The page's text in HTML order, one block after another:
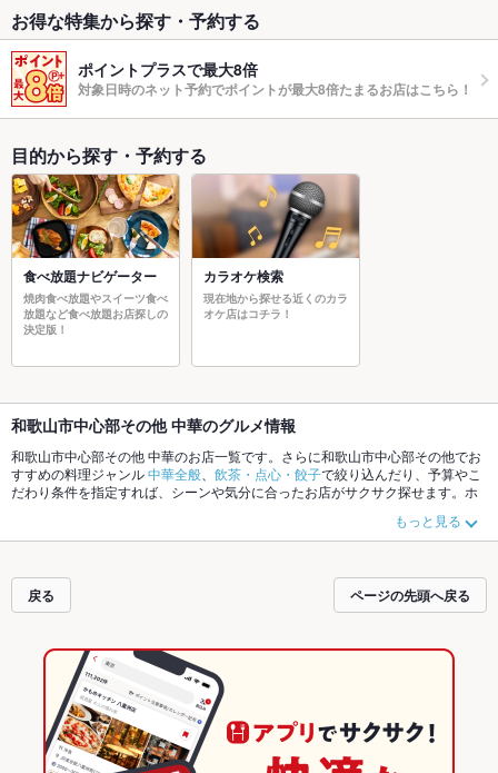
お得な特集から探す・予約する
ポイントプラスで最大8倍
対象日時のネット予約でポイントが最大8倍たまるお店はこちら！
目的から探す・予約する
食べ放題ナビゲーター
焼肉食べ放題やスイーツ食べ
放題など食べ放題お店探しの
決定版！
カラオケ検索
現在地から探せる近くのカラ
オケ店はコチラ！
和歌山市中心部その他 中華のグルメ情報
和歌山市中心部その他 中華のお店一覧です。さらに和歌山市中心部その他でお
すすめの料理ジャンル中華全般 飲茶・点心・餃子で絞り込んだり、予算やこ
だわり条件を指定すれば、シーンや気分に合ったお店がサクサク探せます。ホ
や季節のおすすめ料理など、お店の最新情報をご紹介
しているので安心！24時間使える簡単便利なネット予約が使えるお店も拡大中
得に便利にホットペッパーグルメをご利用ください。
もっと見る
戻る ページの先頭へ戻る